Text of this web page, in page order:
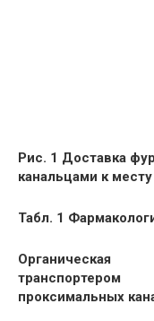
Рис. 1 Доставка
канальцами к
Табл. 1
проксимальных